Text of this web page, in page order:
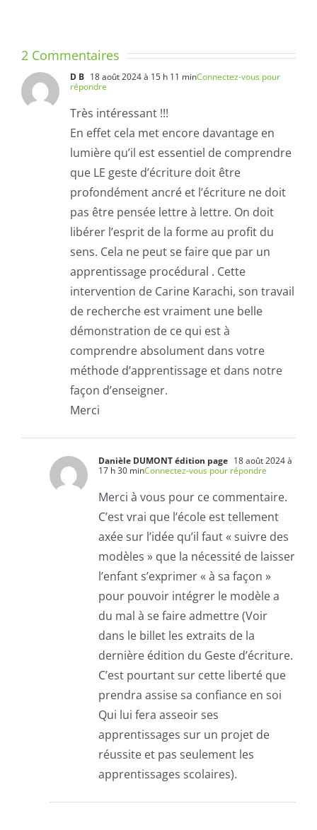
LETTRES
2 Commentaires
D B 18 août 2024 à 15 h 11 minConnectez-vous pour
répondre
Très intéressant !!!
En effet cela met encore davantage en
lumière qu’il est essentiel de comprendre
que LE geste d’écriture doit être
profondément ancré et l’écriture ne doit
pas être pensée lettre à lettre. On doit
libérer l’esprit de la forme au profit du
sens. Cela ne peut se faire que par un
apprentissage procédural . Cette
intervention de Carine Karachi, son travail
de recherche est vraiment une belle
démonstration de ce qui est à
comprendre absolument dans votre
méthode d’apprentissage et dans notre
façon d’enseigner.
Merci
Danièle DUMONT édition page 18 août 2024 à
17 h 30 minConnectez-vous pour répondre
Merci à vous pour ce commentaire.
C’est vrai que l’école est tellement
axée sur l’idée qu’il faut « suivre des
modèles » que la nécessité de laisser
l’enfant s’exprimer « à sa façon »
pour pouvoir intégrer le modèle a
du mal à se faire admettre (Voir
dans le billet les extraits de la
dernière édition du Geste d’écriture.
C’est pourtant sur cette liberté que
prendra assise sa confiance en soi
Qui lui fera asseoir ses
apprentissages sur un projet de
réussite et pas seulement les
apprentissages scolaires).